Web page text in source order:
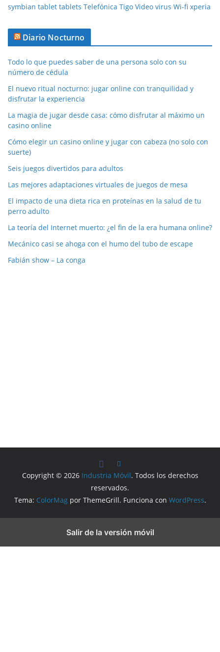
symbian tablet tablets Telefónica Tigo Video virus Wi-fi xperia
Diario Nocturno
Todo lo que puedes saber de una persona solo con su
número de cédula
El nuevo ritual nocturno: jugar online con tranquilidad y
disfrutar la experiencia
La magia de jugar desde casa: cómo disfrutar al máximo un
casino online
Cómo elegir un casino online y jugar con cabeza (no solo con
suerte)
Seis juegos divertidos para adultos
Las mejores adaptaciones virtuales de juegos de mesa
El impacto de una dieta rica en proteínas en la salud de tu
perro adulto
La teoría del Internet muerto: ¿el fin de la era humana online?
Mecánico casi se ahoga con el humo del tubo de escape
Fabián show – La conga
Copyright © 2026 Industria Móvil. Todos los derechos
reservados.
Tema: ColorMagpor ThemeGrill. Funciona con WordPress.
Salir de la versión móvil